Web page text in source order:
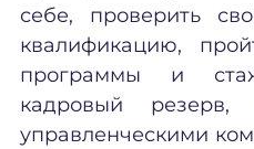
себе, проверить
квалификацию,
программы и
кадровый резерв,
управленческими